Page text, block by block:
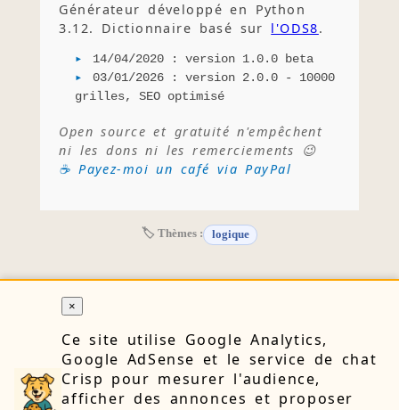
×
Ce site utilise Google Analytics,
Google AdSense et le service de chat
Crisp pour mesurer l'audience,
afficher des annonces et proposer
Générateur développé en Python
3.12. Dictionnaire basé sur l'ODS8.
14/04/2020 : version 1.0.0 beta
03/01/2026 : version 2.0.0 - 10000
grilles, SEO optimisé
Open source et gratuité n'empêchent
ni les dons ni les remerciements 😉
☕ Payez-moi un café via PayPal
🏷 Thèmes : logique
🔒 Confidentialité👤 À propos📝 Blog
📧 Contact